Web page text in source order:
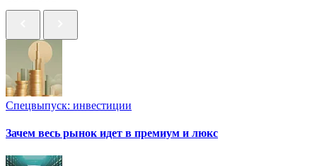
Спецвыпуск: инвестиции
Зачем весь рынок идет в премиум и люкс